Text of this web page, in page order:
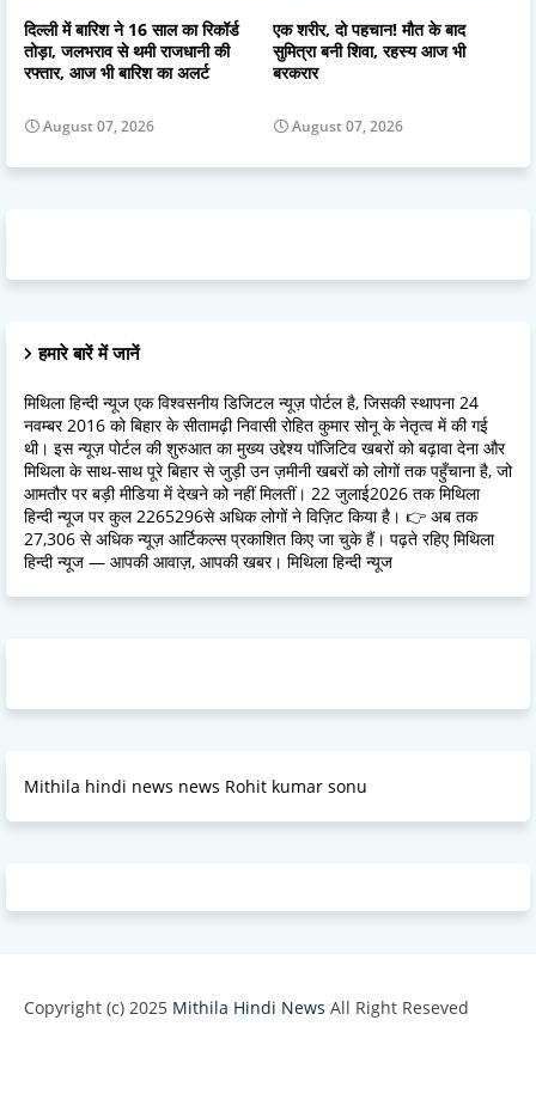
दिल्ली में बारिश ने 16 साल का रिकॉर्ड
तोड़ा, जलभराव से थमी राजधानी की
रफ्तार, आज भी बारिश का अलर्ट
August 07, 2026
एक शरीर, दो पहचान! मौत के बाद
सुमित्रा बनी शिवा, रहस्य आज भी
बरकरार
August 07, 2026
हमारे बारें में जानें
मिथिला हिन्दी न्यूज एक विश्वसनीय डिजिटल न्यूज़ पोर्टल है, जिसकी स्थापना 24
नवम्बर 2016 को बिहार के सीतामढ़ी निवासी रोहित कुमार सोनू के नेतृत्व में की गई
थी। इस न्यूज़ पोर्टल की शुरुआत का मुख्य उद्देश्य पॉजिटिव खबरों को बढ़ावा देना और
मिथिला के साथ-साथ पूरे बिहार से जुड़ी उन ज़मीनी खबरों को लोगों तक पहुँचाना है, जो
आमतौर पर बड़ी मीडिया में देखने को नहीं मिलतीं। 22 जुलाई2026 तक मिथिला
हिन्दी न्यूज पर कुल 2265296से अधिक लोगों ने विज़िट किया है। 👉 अब तक
27,306 से अधिक न्यूज़ आर्टिकल्स प्रकाशित किए जा चुके हैं। पढ़ते रहिए मिथिला
हिन्दी न्यूज — आपकी आवाज़, आपकी खबर। मिथिला हिन्दी न्यूज
Mithila hindi news news Rohit kumar sonu
Copyright (c) 2025 Mithila Hindi News All Right Reseved